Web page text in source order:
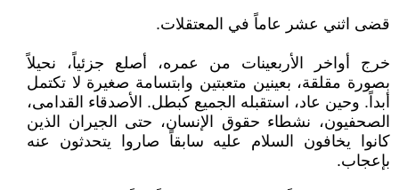
قضى اثني عشر عاماً في المعتقلات.
خرج أواخر الأربعينات من عمره، أصلع جزئياً، نحيلاً
بصورة مقلقة، بعينين متعبتين وابتسامة صغيرة لا تكتمل
أبداً. وحين عاد، استقبله الجميع كبطل. الأصدقاء القدامى،
الصحفيون، نشطاء حقوق الإنسان، حتى الجيران الذين
كانوا يخافون السلام عليه سابقاً صاروا يتحدثون عنه
بإعجاب.